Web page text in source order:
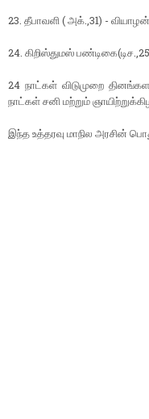
23. தீபாவளி ( அக்.,31) - வியாழன்
24. கிறிஸ்துமஸ்
24 நாட்கள் விடுமுறை
நாட்கள் சனி மற்றும்
இந்த உத்தரவு மாநில அரசின்